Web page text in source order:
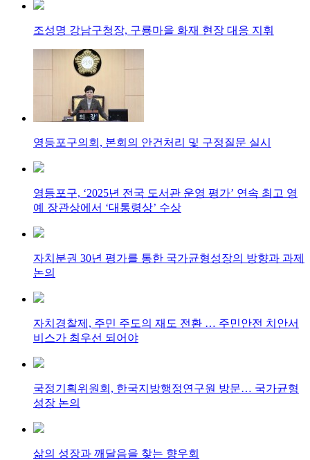
조성명 강남구청장, 구룡마을 화재 현장 대응 지휘
영등포구의회, 본회의 안건처리 및 구정질문 실시
영등포구, ‘2025년 전국 도서관 운영 평가’ 연속 최고 영
예 장관상에서 ‘대통령상’ 수상
자치분권 30년 평가를 통한 국가균형성장의 방향과 과제
논의
자치경찰제, 주민 주도의 재도 전환 … 주민안전 치안서
비스가 최우선 되어야
국정기획위원회, 한국지방행정연구원 방문… 국가균형
성장 논의
삶의 성장과 깨달음을 찾는 향우회